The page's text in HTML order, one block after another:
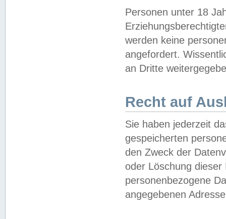
Personen unter 18
werden keine
angefordert.
an Dritte
Recht auf
Sie haben jederzeit
gespeicherten
den Zweck der
oder Löschung
personenbezogene
angegebenen